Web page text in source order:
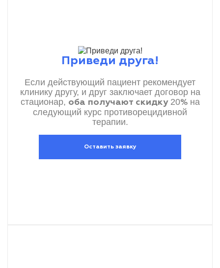
Приведи друга!
Если действующий пациент рекомендует
клинику другу, и друг заключает договор на
стационар, оба получают скидку 20%на
следующий курс противорецидивной
терапии.
Оставить заявку